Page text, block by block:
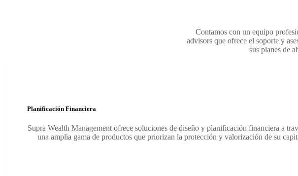
Contamos con un equipo
advisors que ofrece el soporte y
sus planes de
Planificación Financiera
Supra Wealth Management ofrece soluciones de diseño y planificación financiera a
una amplia gama de productos que priorizan la protección y valorización de su